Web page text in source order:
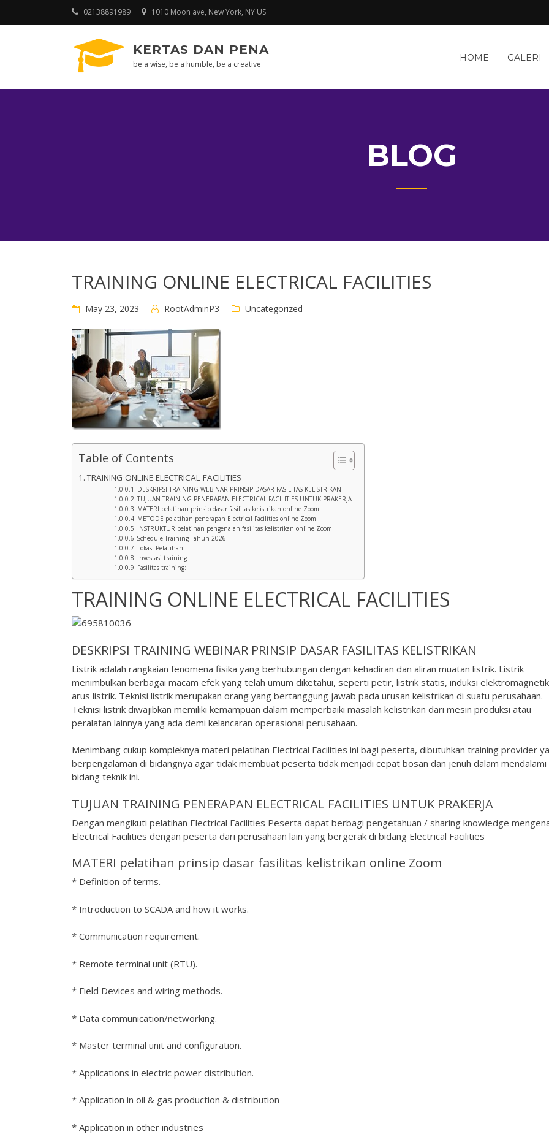
02138891989 1010 Moon ave, New York, NY US
KERTAS DAN PENA
be a wise, be a humble, be a creative
HOME GALERI
BLOG
TRAINING ONLINE ELECTRICAL FACILITIES
May 23, 2023 RootAdminP3 Uncategorized
Table of Contents
TRAINING ONLINE ELECTRICAL FACILITIES
DESKRIPSI TRAINING WEBINAR PRINSIP DASAR FASILITAS KELISTRIKAN
TUJUAN TRAINING PENERAPAN ELECTRICAL FACILITIES UNTUK PRAKERJA
MATERI pelatihan prinsip dasar fasilitas kelistrikan online Zoom
METODE pelatihan penerapan Electrical Facilities online Zoom
INSTRUKTUR pelatihan pengenalan fasilitas kelistrikan online Zoom
Schedule Training Tahun 2026
Lokasi Pelatihan
Investasi training
Fasilitas training:
TRAINING ONLINE ELECTRICAL FACILITIES
DESKRIPSI TRAINING WEBINAR PRINSIP DASAR FASILITAS KELISTRIKAN
Listrik adalah rangkaian fenomena fisika yang berhubungan dengan kehadiran dan aliran muatan listrik. Listrik
menimbulkan berbagai macam efek yang telah umum diketahui, seperti petir, listrik statis, induksi
arus listrik. Teknisi listrik merupakan orang yang bertanggung jawab pada urusan kelistrikan di suatu perusahaan.
Teknisi listrik diwajibkan memiliki kemampuan dalam memperbaiki masalah kelistrikan dari mesin produksi atau
peralatan lainnya yang ada demi kelancaran operasional perusahaan.
Menimbang cukup kompleknya materi pelatihan Electrical Facilities ini bagi peserta, dibutuhkan training provider
berpengalaman di bidangnya agar tidak membuat peserta tidak menjadi cepat bosan dan jenuh dalam mendalami
bidang teknik ini.
TUJUAN TRAINING PENERAPAN ELECTRICAL FACILITIES UNTUK PRAKERJA
Dengan mengikuti pelatihan Electrical Facilities Peserta dapat berbagi pengetahuan / sharing knowledge
Electrical Facilities dengan peserta dari perusahaan lain yang bergerak di bidang Electrical Facilities
MATERI pelatihan prinsip dasar fasilitas kelistrikan online Zoom
* Definition of terms.
* Introduction to SCADA and how it works.
* Communication requirement.
* Remote terminal unit (RTU).
* Field Devices and wiring methods.
* Data communication/networking.
* Master terminal unit and configuration.
* Applications in electric power distribution.
* Application in oil & gas production & distribution
* Application in other industries